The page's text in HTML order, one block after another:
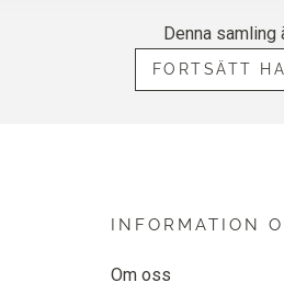
Denna samling
FORTSÄTT
INFORMATION
Om oss